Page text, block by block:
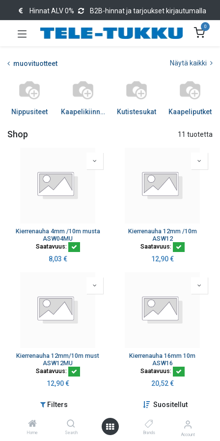
Filters Suositellut
Home Search Brands Account
Hinnat ALV 0% B2B-hinnat ja tarjoukset kirjautumalla
0
muovituotteet Näytä kaikki
Nippusiteet Kaapelikiinnikkeet Kutistesukat Kaapeliputket
Shop 11 tuotetta
Kierrenauha 4mm /10m musta
ASW04MU
Saatavuus:
8,03 €
Kierrenauha 12mm /10m
ASW12
Saatavuus:
12,90€
Kierrenauha 12mm/10m must
ASW12MU
Saatavuus:
12,90€
Kierrenauha 16mm 10m
ASW16
Saatavuus:
20,52€